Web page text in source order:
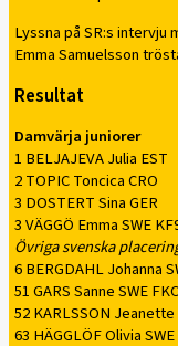
Lyssna på SR:s intervju
Emma Samuelsson
Resultat
Damvärja juniorer
1 BELJAJEVA Julia EST
2 TOPIC Toncica CRO
3 DOSTERT Sina GER
3 VÄGGÖ Emma SWE
Övriga svenska
6 BERGDAHL Johanna
51 GARS Sanne SWE FKC
52 KARLSSON Jeanette
63 HÄGGLÖF Olivia